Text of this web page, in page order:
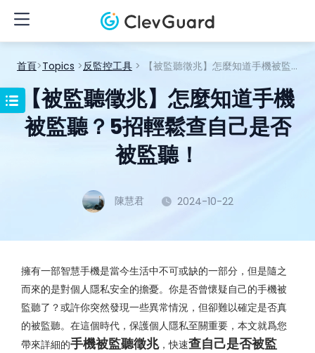
首頁>Topics >反監控工具 > 【被監聽徵兆】怎麼知道手機被監聽？5招輕鬆查自己是否被監聽！
【被監聽徵兆】怎麼知道手機
被監聽？5招輕鬆查自己是否
被監聽！
陳慧君 2024-10-22
擁有一部智慧手機是當今生活中不可或缺的一部分，但是隨之
而來的是對個人隱私安全的擔憂。你是否曾懷疑自己的手機被
監聽了？或許你突然發現一些異常情況，但卻難以確定是否真
的被監聽。在這個時代，保護個人隱私至關重要，本文就爲您
帶來詳細的手機被監聽徵兆，快速查自己是否被監